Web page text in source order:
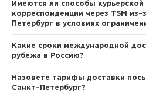
Имеются ли способы
корреспонденции через TSM
Петербург в условиях
Какие сроки международной
рубежа в Россию?
Назовете тарифы доставки
Санкт–Петербург?